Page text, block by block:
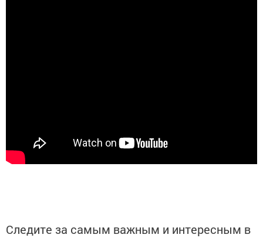
Следите за самым важным и интересным в